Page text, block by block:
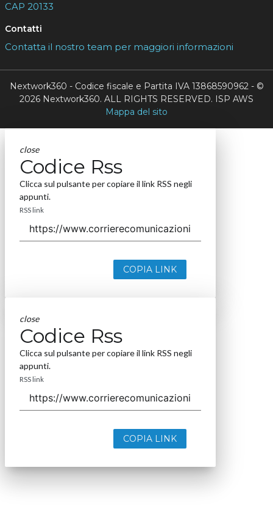
CAP 20133
Contatti
Contatta il nostro team per maggiori informazioni
Nextwork360 - Codice fiscale e Partita IVA 13868590962 - ©
2026 Nextwork360. ALL RIGHTS RESERVED. ISP AWS
Mappa del sito
close
Codice Rss
Clicca sul pulsante per copiare il link RSS negli
appunti.
RSS link
COPIA LINK
close
Codice Rss
Clicca sul pulsante per copiare il link RSS negli
appunti.
RSS link
COPIA LINK